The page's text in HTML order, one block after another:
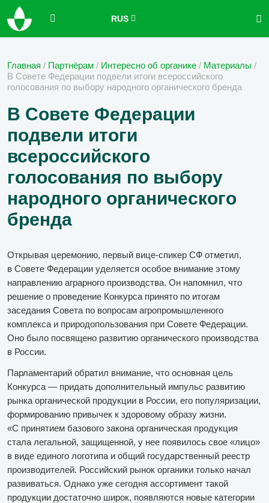
RUS
Главная / Партнёрам / Интересно об органике / Материалы /
В Совете Федерации подвели итоги всероссийского
голосования по выбору народного органического бренда
В Совете Федерации
подвели итоги
всероссийского
голосования по выбору
народного органического
бренда
Открывая церемонию, первый вице-спикер СФ отметил,
в Совете Федерации уделяется особое внимание этому
направлению аграрного производства. Он напомнил, что
решение о проведение Конкурса принято по итогам
заседания Совета по вопросам агропромышленного
комплекса и природопользования при Совете Федерации.
Оно было посвящено развитию органического производства
в России.
Парламентарий обратил внимание, что основная цель
Конкурса — придать дополнительный импульс развитию
рынка органической продукции в России, его популяризации,
формированию привычек к здоровому образу жизни.
«С принятием базового закона органическая продукция
стала легальной, защищенной, у нее появилось свое «лицо»
в виде единого логотипа и общий государственный реестр
производителей. Российский рынок органики только начал
развиваться. Однако уже сегодня ассортимент такой
продукции достаточно широк, появляются новые категории